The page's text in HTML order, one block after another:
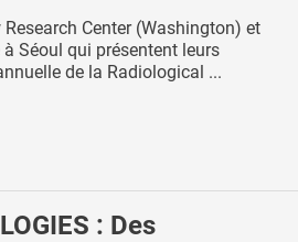
Center (Washington) et
Séoul qui présentent leurs
de la Radiological ...
: Des